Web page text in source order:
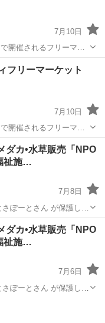
7月10日
開催されるフリーマー
ット
フリーマーケット
7月10日
開催されるフリーマー
ト 会場
カ•水草販売「NPO
祉施…
7月8日
ぽーとさん が保護し
カ•水草販売「NPO
祉施…
7月6日
ぽーとさん が保護し